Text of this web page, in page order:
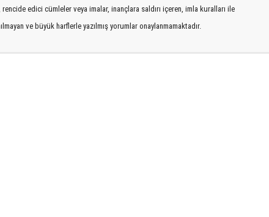
edici cümleler veya imalar, inançlara saldırı içeren, imla kuralları ile
ve büyük harflerle yazılmış yorumlar onaylanmamaktadır.